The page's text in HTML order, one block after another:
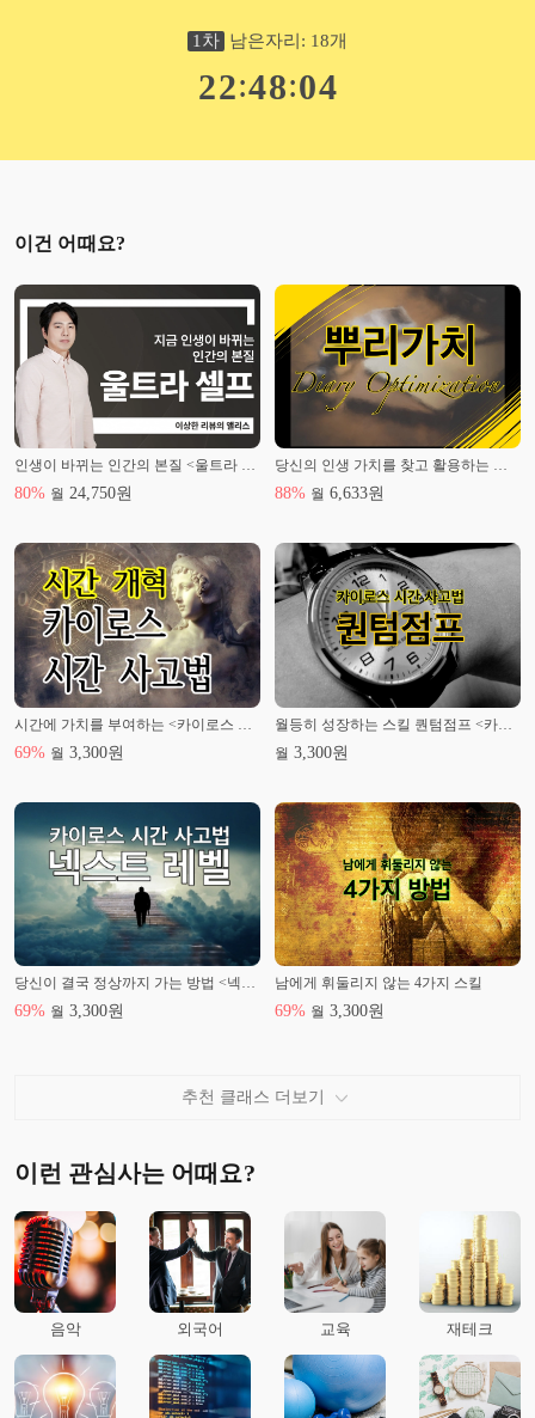
- 소비자에서 생산자로 가는 길
*다이어리 최적화 매뉴얼 시리즈
- 뿌리가치
- 다이어리 활용법
- 다이어리 시스템
- 부기보기 편
- 아무노트법
*그외 콘텐츠
- 영업 실적의 8가지 비밀
- 남에게 휘둘리지 않는 4가지 방법
- 마지막 강의
- 3억 모은 현실적인 7가지 방법
- 예비 건축주 필수 지식과 건축 사례들
- 전자책 필수 지식 폰트 저작권과 문서 프로그램의 사용 범위
- 고졸 영업 사원의 월 천만 원 버는 다이어리 이야기
- 뿌리가치
1 차 남은자리: 18개
22:48:02
이건 어때요?
인생이 바뀌는 인간의 본질 <울트라 셀프>
80% 월 24,750원
당신의 인생 가치를 찾고 활용하는 노하우 <다이어리 최적화 매뉴얼>
88% 월 6,633원
69% 월 3,300원
월 3,300원
당신이 결국 정상까지 가는 방법 <넥스트 레벨>
69% 월 3,300원
남에게 휘둘리지 않는 4가지 스킬
69% 월 3,300원
추천 클래스 더보기
이런 관심사는 어때요?
음악 외국어 교육 재테크